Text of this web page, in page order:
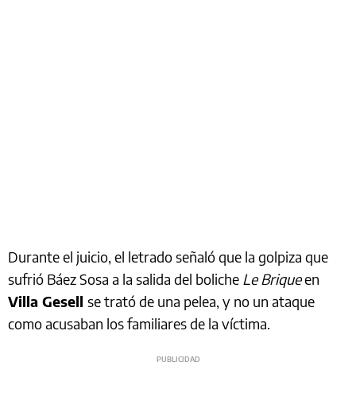
Durante el juicio, el letrado señaló que la golpiza que
sufrió Báez Sosa a la salida del boliche Le Briqueen
Villa Gesell se trató de una pelea, y no un ataque
como acusaban los familiares de la víctima.